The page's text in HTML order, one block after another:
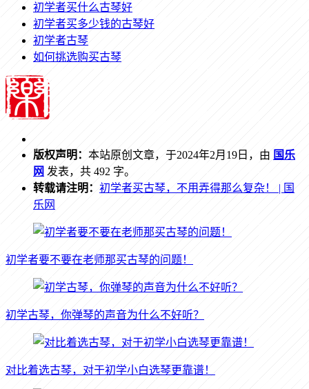
初学者买什么古琴好
初学者买多少钱的古琴好
初学者古琴
如何挑选购买古琴
版权声明： 本站原创文章，于2024年2月19日，由 国乐
网 发表，共 492 字。
转载请注明： 初学者买古琴，不用弄得那么复杂！ | 国
乐网
初学者要不要在老师那买古琴的问题！
初学古琴，你弹琴的声音为什么不好听？
对比着选古琴，对于初学小白选琴更靠谱！